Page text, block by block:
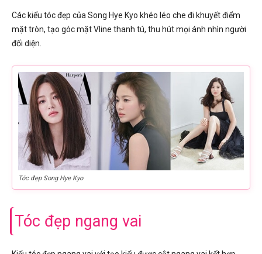
Các kiểu tóc đẹp của Song Hye Kyo khéo léo che đi khuyết điểm
mặt tròn, tạo góc mặt Vline thanh tú, thu hút mọi ánh nhìn người
đối diện.
Tóc đẹp Song Hye Kyo
Tóc đẹp ngang vai